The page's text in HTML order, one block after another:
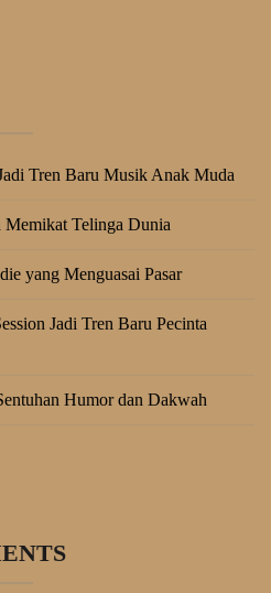
Tren Baru Musik Anak Muda
Memikat Telinga Dunia
yang Menguasai Pasar
Jadi Tren Baru Pecinta
Humor dan Dakwah